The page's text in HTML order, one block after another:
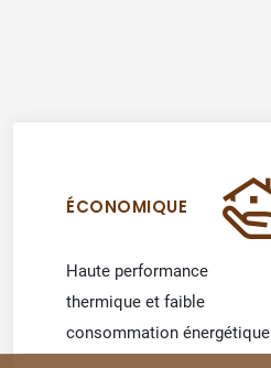
ÉCONOMIQUE
Haute performance
thermique et faible
consommation énergétique